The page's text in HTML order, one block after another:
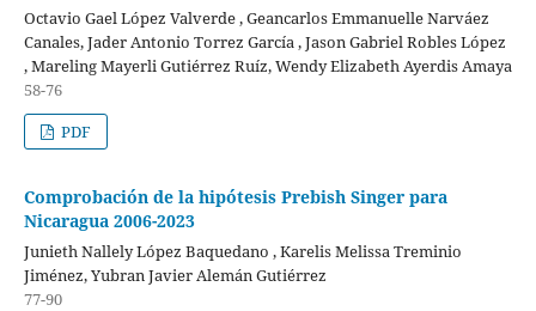
Octavio Gael López Valverde , Geancarlos Emmanuelle Narváez
Canales, Jader Antonio Torrez García , Jason Gabriel Robles López
, Mareling Mayerli Gutiérrez Ruíz, Wendy Elizabeth Ayerdis Amaya
58-76
PDF
Comprobación de la hipótesis Prebish Singer para
Nicaragua 2006-2023
Junieth Nallely López Baquedano , Karelis Melissa Treminio
Jiménez, Yubran Javier Alemán Gutiérrez
77-90